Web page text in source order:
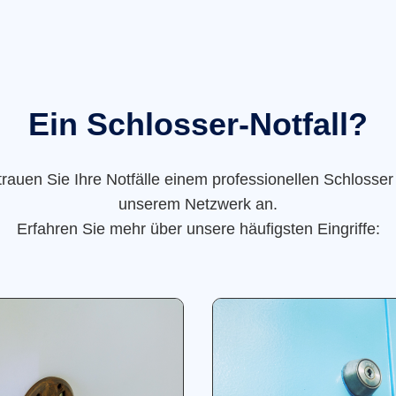
Ein Schlosser-Notfall?
Sie Ihre Notfälle einem professionellen
unserem Netzwerk an.
Erfahren Sie mehr über unsere häufigsten Eingriffe: